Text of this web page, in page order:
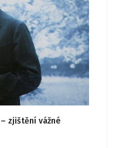
– zjištění vážné